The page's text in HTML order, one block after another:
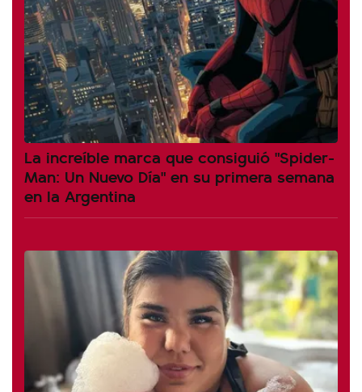
La increíble marca que consiguió "Spider-
Man: Un Nuevo Día" en su primera semana
en la Argentina